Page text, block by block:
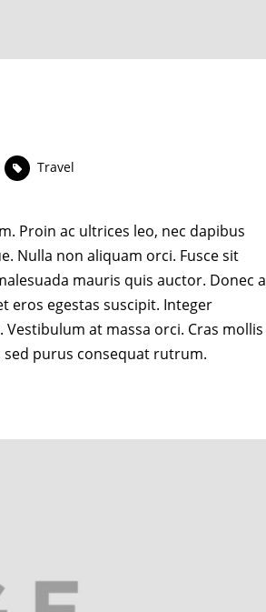
Travel
Proin ac ultrices leo, nec dapibus
Nulla non aliquam orci. Fusce sit
mauris quis auctor. Donec a
eros egestas suscipit. Integer
at massa orci. Cras mollis
purus consequat rutrum.